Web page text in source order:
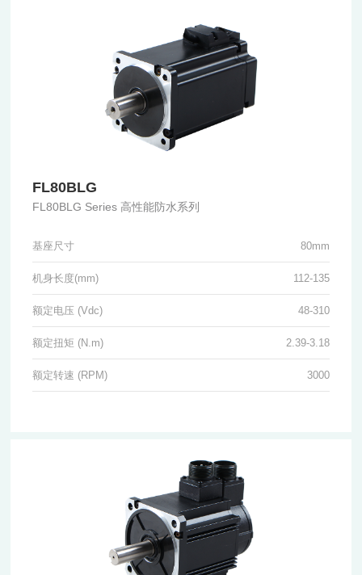
FL80BLG
FL80BLG Series 高性能防水系列
基座尺寸 80mm
机身长度(mm) 112-135
额定电压 (Vdc) 48-310
额定扭矩 (N.m) 2.39-3.18
额定转速 (RPM) 3000